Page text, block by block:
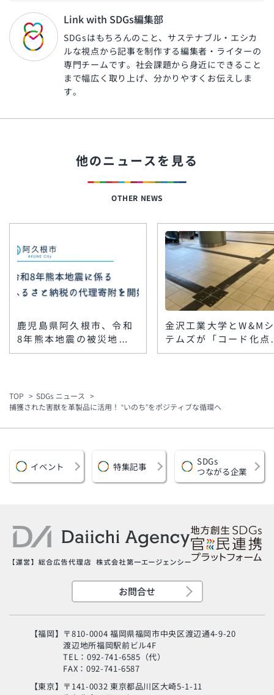
Link with SDGs編集部
SDGsはもちろんのこと、サステナブル・エシカ
ルな視点から記事を制作する編集者・ライターの
専門チームです。社会課題から身近にできること
まで幅広く取り上げ、分かりやすくお伝えしま
す。
他のニュースを見る
OTHER NEWS
鹿児島県阿久根市、令和
8年熊本地震の被災地支
援で「代理寄附」を受付
金沢工業大学とW&M
テムズが「コード化点
ブロック」を楽天地ビ
TOP
SDGs ニュース
捕獲された害獣を革製品に活用！ “いのち”をポジティブな循環へ
イベント 特集記事
SDGs
つながる企業
お問合せ
【福岡】 〒810-0004 福岡県福岡市中央区渡辺通4-9-20
渡辺地所福岡駅前ビル4F
TEL：092-741-6585（代）
FAX：092-741-6587
【東京】 〒141-0032 東京都品川区大崎5-1-11